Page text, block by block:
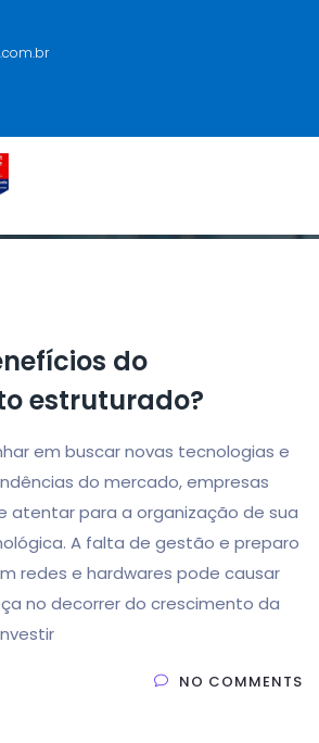
do
estruturado?
em buscar novas tecnologias e
do mercado, empresas
atentar para a organização de sua
A falta de gestão e preparo
redes e hardwares pode causar
no decorrer do crescimento da
NO COMMENTS